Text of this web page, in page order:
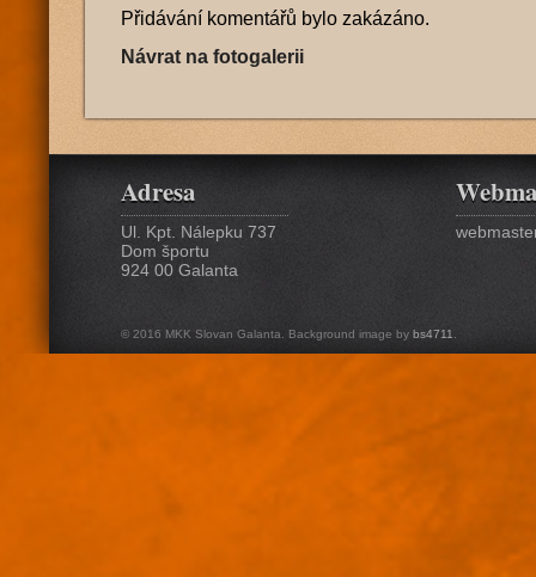
Přidávání komentářů bylo zakázáno.
Návrat na fotogalerii
Adresa
Ul. Kpt. Nálepku 737
Dom športu
924 00 Galanta
© 2016 MKK Slovan Galanta. Background image by bs4711